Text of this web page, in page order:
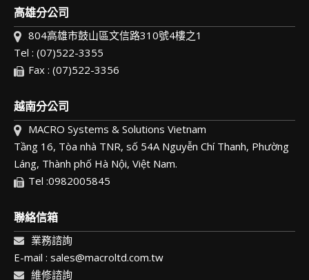
高雄分公司
804高雄市鼓山區文信路310號4樓之1
Tel : (07)522-3355
Fax : (07)522-3356
越南分公司
MACRO Systems & Solutions Vietnam
Tầng 16, Tòa nhà TNR, số 54A Nguyễn Chí Thanh, Phường
Láng, Thành phố Hà Nội, Việt Nam.
Tel :0982005845
聯絡信箱
業務諮詢
E-mail : sales@macroltd.com.tw
維修諮詢